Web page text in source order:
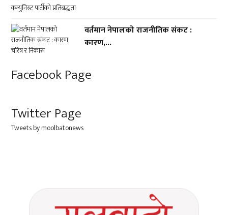
वर्तमान नेपालको राजनीतिक संकट :
कारण,...
Facebook Page
Twitter Page
Tweets by moolbatonews